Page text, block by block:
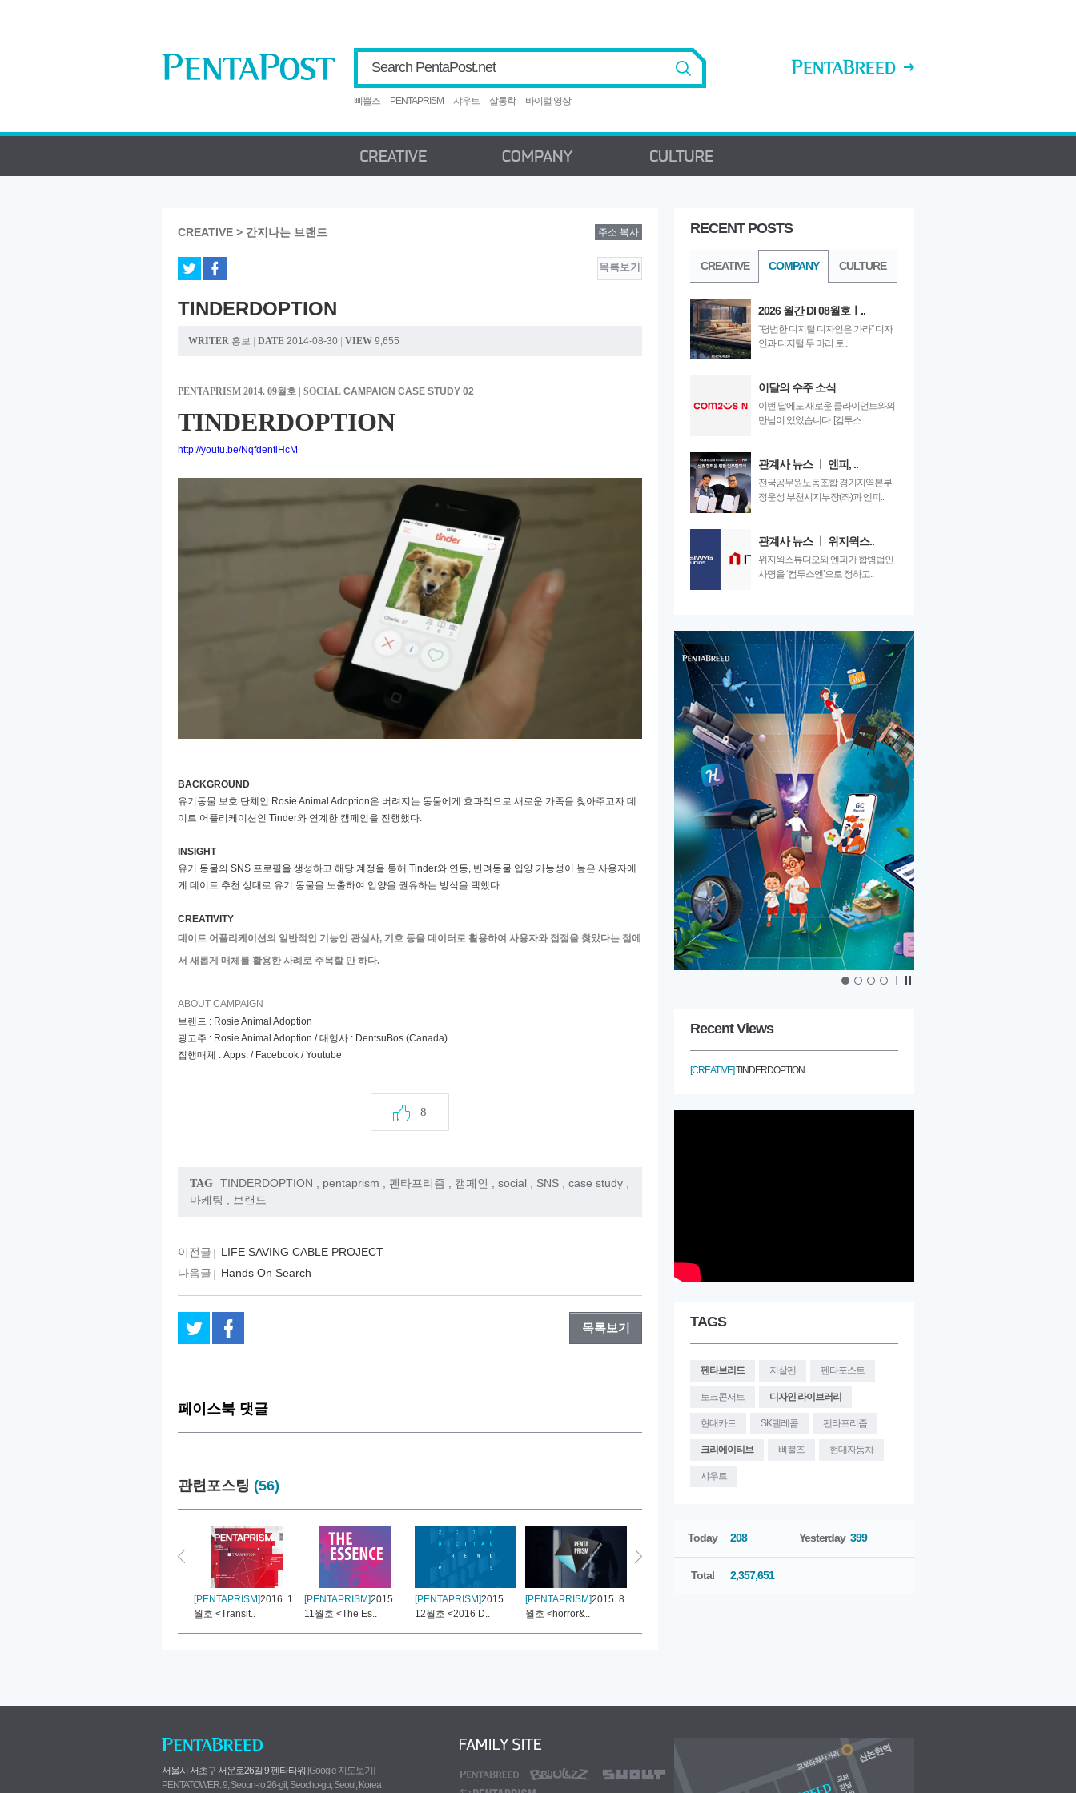
COMPANY CULTURE
Search PentaPost.net
삐뿔즈 PENTAPRISM 샤우트 살롱학 바이럴 영상
CREATIVE > 간지나는 브랜드 주소 복사
목록보기
TINDERDOPTION
WRITER 홍보 DATE 2014-08-30 VIEW 9,655
PENTAPRISM 2014. 09월호 | SOCIAL CAMPAIGN CASE STUDY 02
TINDERDOPTION
http://youtu.be/NqfdentiHcM
BACKGROUND
유기동물 보호 단체인 Rosie Animal Adoption은 버려지는 동물에게 효과적으로 새로운 가족을 찾아주고자 데
이트 어플리케이션인 Tinder와 연계한 캠페인을 진행했다.
INSIGHT
유기 동물의 SNS 프로필을 생성하고 해당 계정을 통해 Tinder와 연동, 반려동물 입양 가능성이 높은 사용자에
게 데이트 추천 상대로 유기 동물을 노출하여 입양을 권유하는 방식을 택했다.
CREATIVITY
데이트 어플리케이션의 일반적인 기능인 관심사, 기호 등을 데이터로 활용하여 사용자와 접점을 찾았다는 점에
서 새롭게 매체를 활용한 사례로 주목할 만 하다.
ABOUT CAMPAIGN
브랜드 : Rosie Animal Adoption
광고주 : Rosie Animal Adoption /대행사 : DentsuBos (Canada)
집행매체 : Apps. / Facebook / Youtube
8
TAG TINDERDOPTION , pentaprism , 펜타프리즘 , 캠페인 , social , SNS , case study ,
마케팅 , 브랜드
이전글
LIFE SAVING CABLE PROJECT
다음글
Hands On Search
목록보기
페이스북 댓글
관련포스팅 (56)
[PENTAPRISM]2016. 1
월호 <Transit..
[PENTAPRISM]2015.
11월호 <The Es..
[PENTAPRISM]2015.
12월호 <2016 D..
[PENTAPRISM]2015. 8
월호 <horror&..
RECENT POSTS
CREATIVE COMPANY
2026 월간 DI 08월호ㅣ..
“평범한 디지털 디자인은 가라” 디자
인과 디지털 두 마리 토..
이달의 수주 소식
이번 달에도 새로운 클라이언트와의
만남이 있었습니다. [컴투스..
관계사 뉴스 ㅣ 엔피, ..
전국공무원노동조합 경기지역본부
정운성 부천시지부장(좌)과 엔피..
관계사 뉴스 ㅣ 위지윅스..
위지윅스튜디오와 엔피가 합병법인
사명을 ‘컴투스엔’으로 정하고..
CULTURE
Recent Views
[CREATIVE]TINDERDOPTION
TAGS
펜타브리드 지살펜 펜타포스트
토크콘서트 디자인 라이브러리
현대카드 SK텔레콤 펜타프리즘
크리에이티브 삐뿔즈 현대자동차
샤우트
Today 208 Yesterday 399
Total 2,357,651
서울시 서초구 서운로26길 9 펜타타워 [Google 지도보기]
PENTATOWER. 9, Seoun-ro 26-gil, Seocho-gu, Seoul, Korea